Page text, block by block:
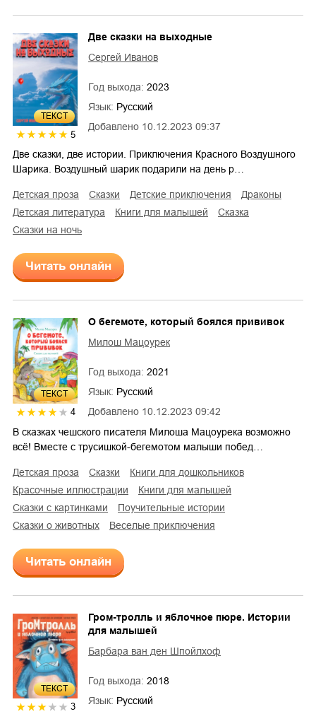
ТЕКСТ
5
Добавлено 10.12.2023 09:37
Две сказки на выходные
Сергей Иванов
Год выхода: 2023
Язык: Русский
Две сказки, две истории. Приключения Красного Воздушного
Шарика. Воздушный шарик подарили на день р…
детская проза сказки детские приключения
драконы
детская литература
книги для малышей
сказка
сказки на ночь
Читать онлайн
ТЕКСТ
4 Добавлено 10.12.2023 09:42
О бегемоте, который боялся прививок
Милош Мацоурек
Год выхода: 2021
Язык: Русский
В сказках чешского писателя Милоша Мацоурека возможно
всё! Вместе с трусишкой-бегемотом малыши побед…
детская проза сказки
книги для дошкольников
красочные иллюстрации
книги для малышей
сказки с картинками
поучительные истории
сказки о животных
веселые приключения
Читать онлайн
ТЕКСТ
3
Гром-тролль и яблочное пюре. Истории
для малышей
Барбара ван ден Шпойлхоф
Год выхода: 2018
Язык: Русский